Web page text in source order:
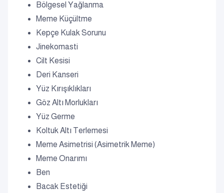
Bölgesel Yağlanma
Meme Küçültme
Kepçe Kulak Sorunu
Jinekomasti
Cilt Kesisi
Deri Kanseri
Yüz Kırışıklıkları
Göz Altı Morlukları
Yüz Germe
Koltuk Altı Terlemesi
Meme Asimetrisi (Asimetrik Meme)
Meme Onarımı
Ben
Bacak Estetiği